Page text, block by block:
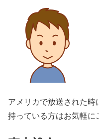
アメリカで放送された
持っている方はお気軽に